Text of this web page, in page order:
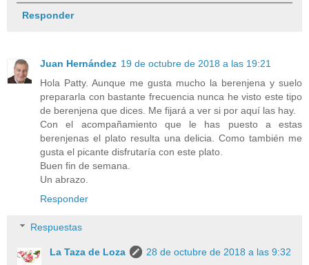
Responder
Juan Hernández 19 de octubre de 2018 a las 19:21
Hola Patty. Aunque me gusta mucho la berenjena y suelo
prepararla con bastante frecuencia nunca he visto este tipo
de berenjena que dices. Me fijará a ver si por aquí las hay.
Con el acompañamiento que le has puesto a estas
berenjenas el plato resulta una delicia. Como también me
gusta el picante disfrutaría con este plato.
Buen fin de semana.
Un abrazo.
Responder
Respuestas
La Taza de Loza
28 de octubre de 2018 a las 9:32